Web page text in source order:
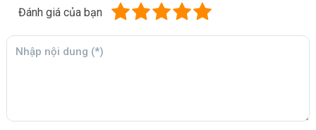
Đánh giá của bạn